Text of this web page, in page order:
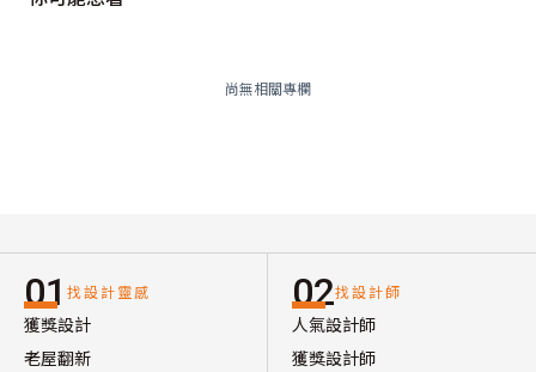
尚無相關專欄
01 找設計靈感
獲獎設計
老屋翻新
02找設計師
人氣設計師
獲獎設計師